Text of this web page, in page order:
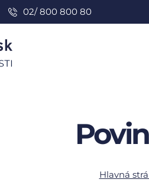
02/ 800 800 80
Hlavná